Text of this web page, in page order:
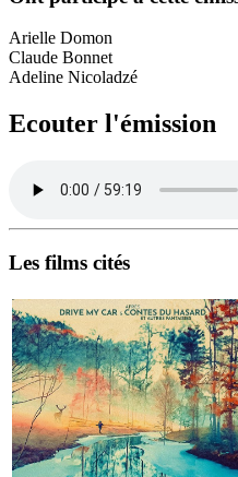
Arielle Domon
Claude Bonnet
Adeline Nicoladzé
Ecouter l'émission
Les films cités